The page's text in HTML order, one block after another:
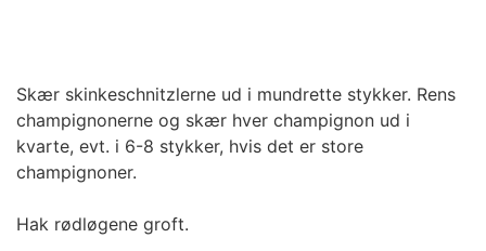
Skær skinkeschnitzlerne ud i mundrette stykker. Rens
champignonerne og skær hver champignon ud i
kvarte, evt. i 6-8 stykker, hvis det er store
champignoner.
Hak rødløgene groft.